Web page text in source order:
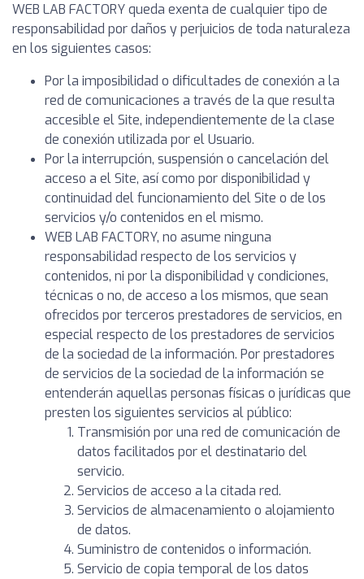
WEB LAB FACTORY queda exenta de cualquier tipo de
responsabilidad por daños y perjuicios de toda naturaleza
en los siguientes casos:
Por la imposibilidad o dificultades de conexión a la
red de comunicaciones a través de la que resulta
accesible el Site, independientemente de la clase
de conexión utilizada por el Usuario.
Por la interrupción, suspensión o cancelación del
acceso a el Site, así como por disponibilidad y
continuidad del funcionamiento del Site o de los
servicios y/o contenidos en el mismo.
WEB LAB FACTORY, no asume ninguna
responsabilidad respecto de los servicios y
contenidos, ni por la disponibilidad y condiciones,
técnicas o no, de acceso a los mismos, que sean
ofrecidos por terceros prestadores de servicios, en
especial respecto de los prestadores de servicios
de la sociedad de la información. Por prestadores
de servicios de la sociedad de la información se
entenderán aquellas personas físicas o jurídicas que
presten los siguientes servicios al público:
Transmisión por una red de comunicación de
datos facilitados por el destinatario del
servicio.
Servicios de acceso a la citada red.
Servicios de almacenamiento o alojamiento
de datos.
Suministro de contenidos o información.
Servicio de copia temporal de los datos